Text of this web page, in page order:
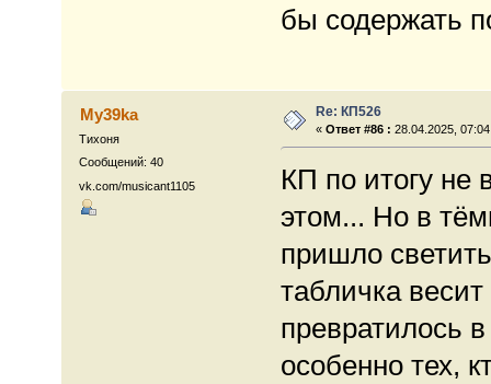
бы содержать
My39ka
Тихоня
Сообщений: 40
vk.com/musicant1105
Re: КП526
«Ответ #86 : 28.04.2025,
КП по итогу не
этом... Но в
пришло
табличка
превратилось
особенно тех,